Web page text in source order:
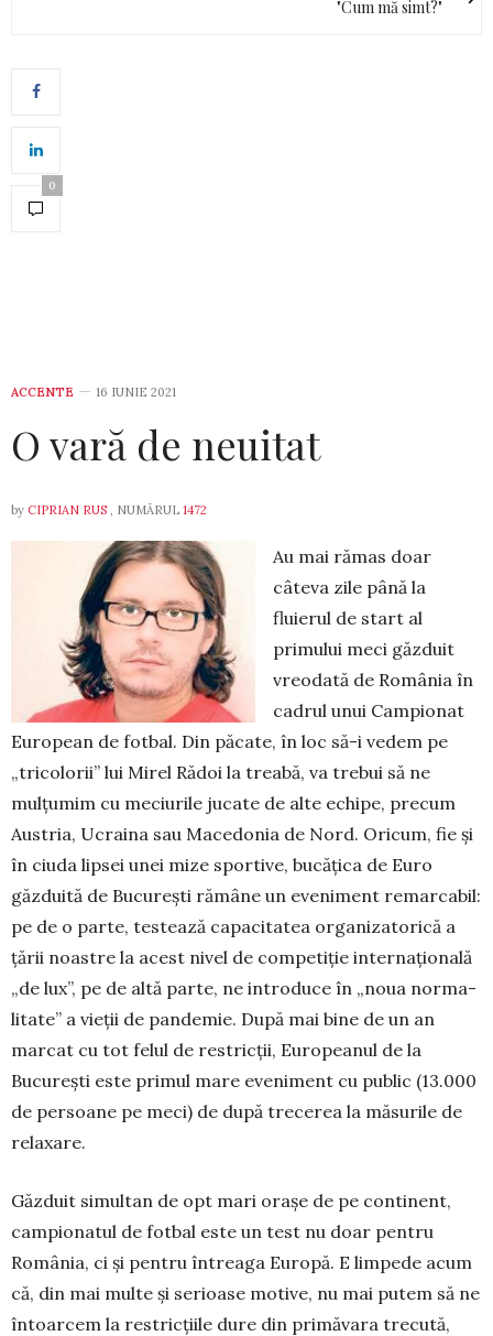
"Cum mă simt?"
0
ACCENTE 16 IUNIE 2021
O vară de neuitat
by CIPRIAN RUS , NUMĂRUL 1472
Au mai rămas doar
câteva zile până la
fluierul de start al
primului meci găzduit
vreo­dată de România în
cadrul unui Cam­pionat
European de fotbal. Din păcate, în loc să-i vedem pe
„trico­lo­rii” lui Mirel Rădoi la trea­bă, va trebui să ne
mulțu­mim cu meciurile jucate de alte echipe, precum
Aus­tria, Ucraina sau Mace­do­nia de Nord. Oricum, fie și
în ciuda lipsei unei mize sportive, bucățica de Euro
găzduită de Bucu­rești rămâne un eveniment remarcabil:
pe de o parte, testează capacitatea organi­za­torică a
țării noastre la acest nivel de competiție internațională
„de lux”, pe de al­tă parte, ne introduce în „noua norma­
li­tate” a vieții de pandemie. După mai bine de un an
marcat cu tot felul de restricții, Eu­ropeanul de la
București este primul mare eveniment cu public (13.000
de persoane pe meci) de după trecerea la măsurile de
re­laxare.
Găzduit simultan de opt mari orașe de pe continent,
campionatul de fotbal este un test nu doar pentru
România, ci și pentru întreaga Europă. E limpede acum
că, din mai multe și serioase motive, nu mai putem să ne
întoarcem la restricțiile dure din pri­mă­vara trecută,